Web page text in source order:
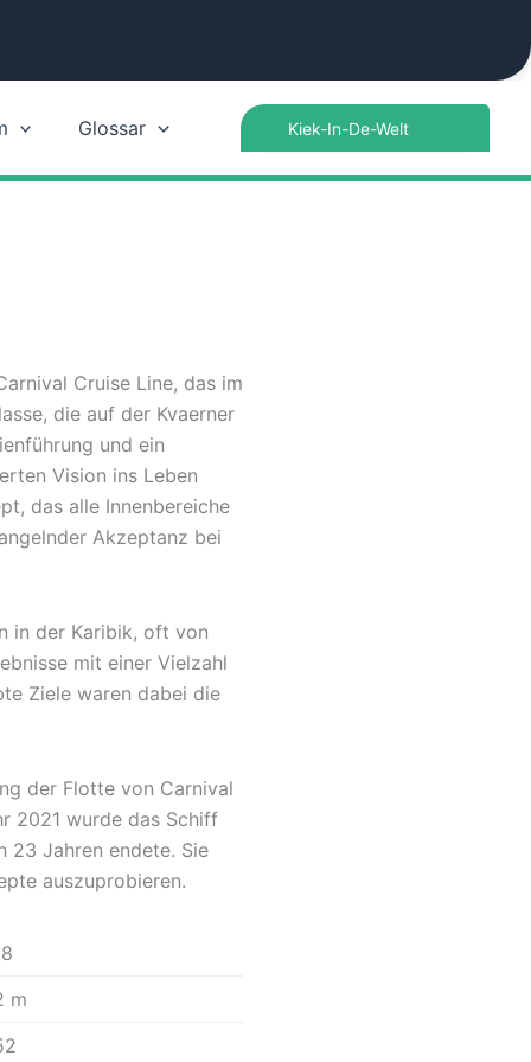
Glossar
Cruise Line, das im
die auf der Kvaerner
und ein
Vision ins Leben
das alle Innenbereiche
Akzeptanz bei
in der Karibik, oft von
mit einer Vielzahl
Ziele waren dabei die
der Flotte von Carnival
2021 wurde das Schiff
23 Jahren endete. Sie
auszuprobieren.
m